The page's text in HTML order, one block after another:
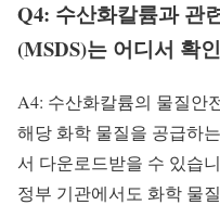
Q4: 수산화칼륨과 관
(MSDS)는 어디서 확
A4: 수산화칼륨의 물질안
해당 화학 물질을 공급하
서 다운로드받을 수 있습
정부 기관에서도 화학 물